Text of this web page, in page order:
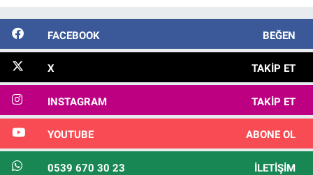
FACEBOOK BEĞEN
X TAKIP ET
INSTAGRAM TAKIP ET
YOUTUBE ABONE OL
0539 670 30 23 İLETIŞIM